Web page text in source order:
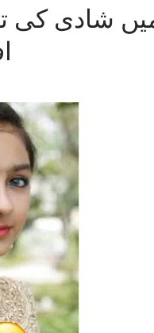
شادی کی